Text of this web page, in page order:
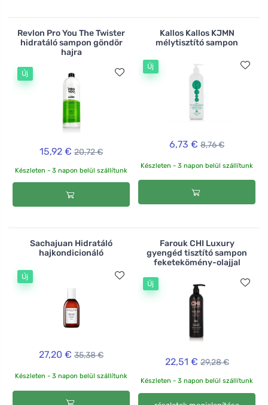
Revlon Pro You The Twister
hidratáló sampon göndör
hajra
Új
15,92 € 20,72 €
Készleten - 3 napon belül szállítunk
Kallos Kallos KJMN
mélytisztító sampon
Új
6,73 € 8,76 €
Készleten - 3 napon belül szállítunk
Sachajuan Hidratáló
hajkondicionáló
Új
27,20 € 35,38 €
Készleten - 3 napon belül szállítunk
Farouk CHI Luxury
gyengéd tisztító sampon
feketekömény-olajjal
Új
22,51 € 29,28 €
Készleten - 3 napon belül szállítunk